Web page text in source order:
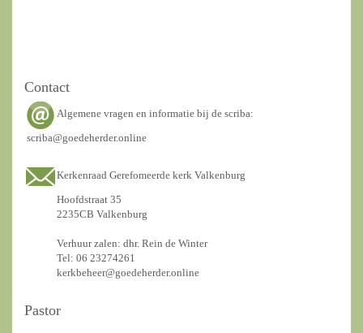
Contact
Algemene vragen en informatie bij de scriba:
scriba@goedeherder.online
Kerkenraad Gerefomeerde kerk Valkenburg
Hoofdstraat 35
2235CB Valkenburg
Verhuur zalen: dhr. Rein de Winter
Tel: 06 23274261
kerkbeheer@goedeherder.online
Pastor